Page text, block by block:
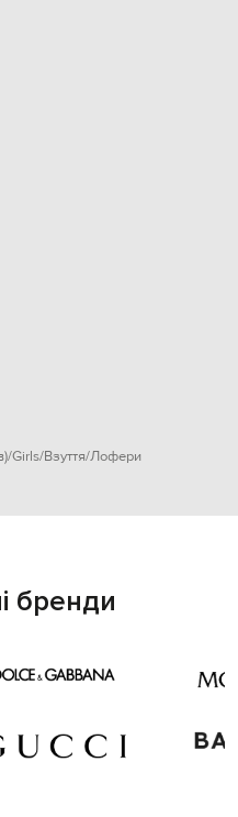
Girls Взуття Лофери
бренди